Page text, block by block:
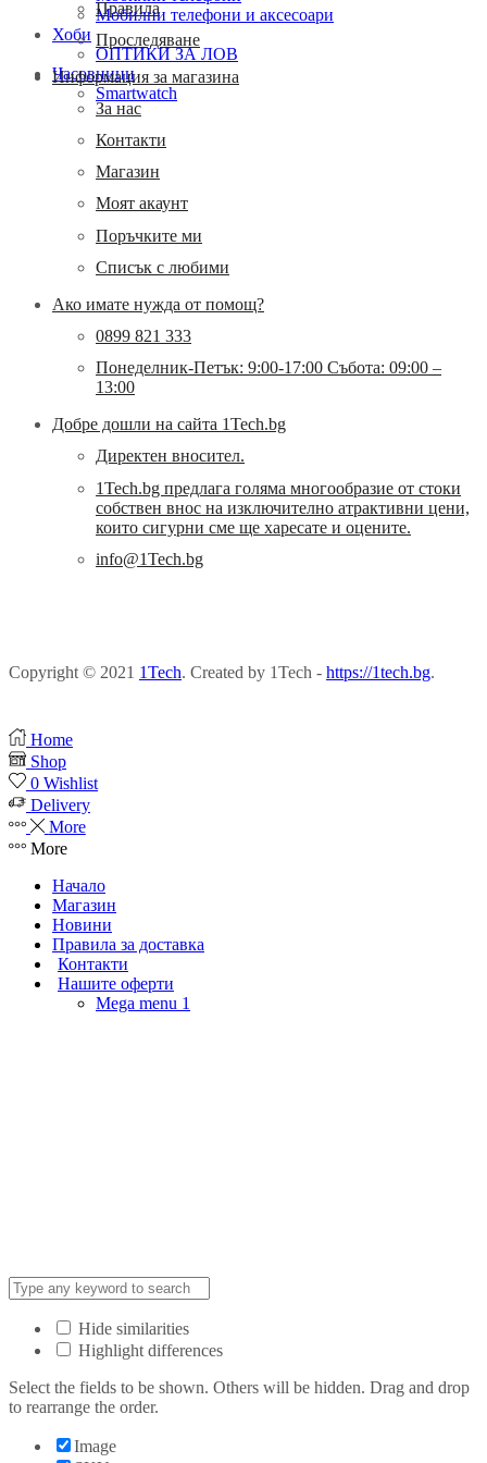
Мобилни телефони и аксесоари
Хоби
ОПТИКИ ЗА ЛОВ
Часовници
Smartwatch
Правила
Проследяване
Информация за магазина
За нас
Контакти
Магазин
Моят акаунт
Поръчките ми
Списък с любими
Ако имате нужда от помощ?
0899 821 333
Понеделник-Петък: 9:00-17:00 Събота: 09:00 –
13:00
Добре дошли на сайта 1Tech.bg
Директен вносител.
1Tech.bg предлага голяма многообразие от стоки
собствен внос на изключително атрактивни цени,
които сигурни сме ще харесате и оцените.
info@1Tech.bg
Copyright © 2021 1Tech. Created by 1Tech - https://1tech.bg.
Home
Shop
0 Wishlist
Delivery
More
More
Начало
Магазин
Новини
Правила за доставка
Контакти
Нашите оферти
Mega menu 1
Hide similarities
Highlight differences
Select the fields to be shown. Others will be hidden. Drag and drop
to rearrange the order.
Image